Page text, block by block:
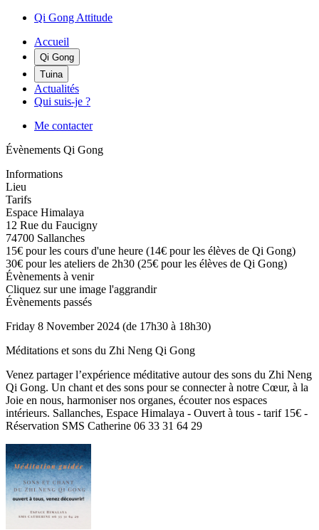
Qi Gong Attitude
Accueil
Qi Gong
Tuina
Actualités
Qui suis-je ?
Me contacter
Évènements Qi Gong
Informations
Lieu
Tarifs
Espace Himalaya
12 Rue du Faucigny
74700 Sallanches
15€ pour les cours d'une heure (14€ pour les élèves de Qi Gong)
30€ pour les ateliers de 2h30 (25€ pour les élèves de Qi Gong)
Évènements à venir
Cliquez sur une image l'aggrandir
Évènements passés
Friday 8 November 2024 (de 17h30 à 18h30)
Méditations et sons du Zhi Neng Qi Gong
Venez partager l’expérience méditative autour des sons du Zhi Neng
Qi Gong. Un chant et des sons pour se connecter à notre Cœur, à la
Joie en nous, harmoniser nos organes, écouter nos espaces
intérieurs. Sallanches, Espace Himalaya - Ouvert à tous - tarif 15€ -
Réservation SMS Catherine 06 33 31 64 29